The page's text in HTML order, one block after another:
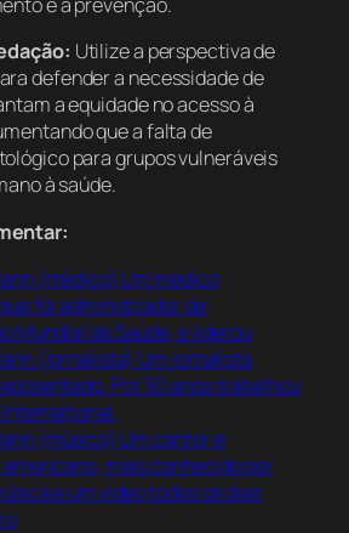
Utilize a perspectiva de
defender a necessidade de
a equidade no acesso à
que a falta de
para grupos vulneráveis
à saúde.
(médico) Um médico
foi administrador da
Mundial da Saúde, e liderou
(jornalista) Um jornalista
Por 30 anos trabalhou
International.
(músico) Um cantor e
mais conhecido por
e um vídeo todos os dias